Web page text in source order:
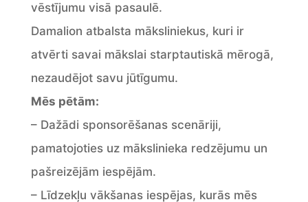
vēstījumu visā pasaulē.
Damalion atbalsta māksliniekus, kuri ir
atvērti savai mākslai starptautiskā mērogā,
nezaudējot savu jūtīgumu.
Mēs pētām:
– Dažādi sponsorēšanas scenāriji,
pamatojoties uz mākslinieka redzējumu un
pašreizējām iespējām.
– Līdzekļu vākšanas iespējas, kurās mēs